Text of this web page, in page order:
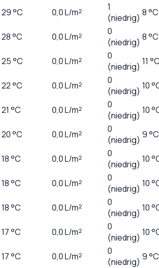
29°C 0,0L/m²
1
(niedrig) 8 °C
28°C 0,0L/m²
0
(niedrig) 8 °C
25°C 0,0L/m²
0
(niedrig) 11
22°C 0,0L/m²
0
(niedrig) 10
21 °C 0,0L/m²
0
(niedrig) 10
20°C 0,0L/m²
0
(niedrig) 9 °C
18°C 0,0L/m²
0
(niedrig) 10
18°C 0,0L/m²
0
(niedrig) 10
18°C 0,0L/m²
0
(niedrig) 10
17°C 0,0L/m²
0
(niedrig) 10
17°C 0,0L/m²
0
(niedrig) 9 °C